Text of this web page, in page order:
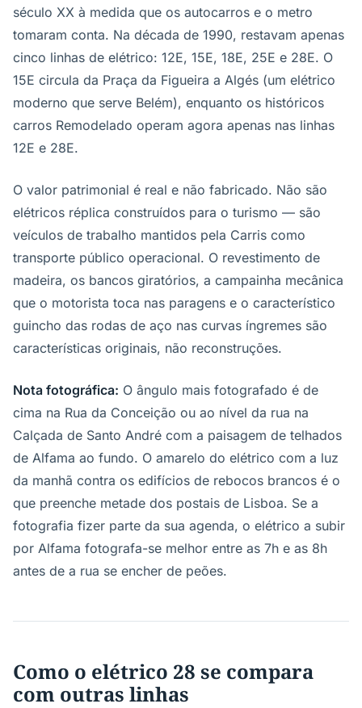
século XX à medida que os autocarros e o metro
tomaram conta. Na década de 1990, restavam apenas
cinco linhas de elétrico: 12E, 15E, 18E, 25E e 28E. O
15E circula da Praça da Figueira a Algés (um elétrico
moderno que serve Belém), enquanto os históricos
carros Remodelado operam agora apenas nas linhas
12E e 28E.
O valor patrimonial é real e não fabricado. Não são
elétricos réplica construídos para o turismo — são
veículos de trabalho mantidos pela Carris como
transporte público operacional. O revestimento de
madeira, os bancos giratórios, a campainha mecânica
que o motorista toca nas paragens e o característico
guincho das rodas de aço nas curvas íngremes são
características originais, não reconstruções.
Nota fotográfica: O ângulo mais fotografado é de
cima na Rua da Conceição ou ao nível da rua na
Calçada de Santo André com a paisagem de telhados
de Alfama ao fundo. O amarelo do elétrico com a luz
da manhã contra os edifícios de rebocos brancos é o
que preenche metade dos postais de Lisboa. Se a
fotografia fizer parte da sua agenda, o elétrico a subir
por Alfama fotografa-se melhor entre as 7h e as 8h
antes de a rua se encher de peões.
Como o elétrico 28 se compara
com outras linhas